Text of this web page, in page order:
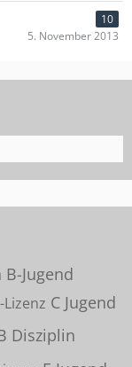
10
5. November 2013
B-Jugend
Lizenz C Jugend
Disziplin